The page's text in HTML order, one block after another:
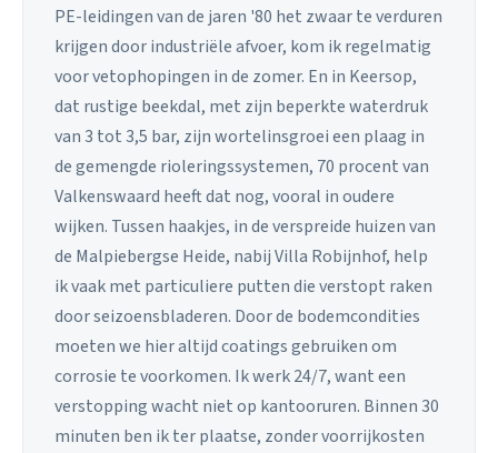
PE-leidingen van de jaren '80 het zwaar te verduren
krijgen door industriële afvoer, kom ik regelmatig
voor vetophopingen in de zomer. En in Keersop,
dat rustige beekdal, met zijn beperkte waterdruk
van 3 tot 3,5 bar, zijn wortelinsgroei een plaag in
de gemengde rioleringssystemen, 70 procent van
Valkenswaard heeft dat nog, vooral in oudere
wijken. Tussen haakjes, in de verspreide huizen van
de Malpiebergse Heide, nabij Villa Robijnhof, help
ik vaak met particuliere putten die verstopt raken
door seizoensbladeren. Door de bodemcondities
moeten we hier altijd coatings gebruiken om
corrosie te voorkomen. Ik werk 24/7, want een
verstopping wacht niet op kantooruren. Binnen 30
minuten ben ik ter plaatse, zonder voorrijkosten